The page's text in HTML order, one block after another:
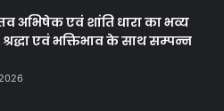
अभिषेक एवं शांति धारा का भव्य
एवं भक्तिभाव के साथ सम्पन्न